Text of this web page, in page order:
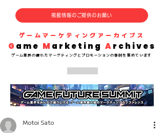
G ame M arketing Archives
​ゲーム業界の優れた マーケティングとプロモーションの事例を集めています
掲載情報のご提供のお願い
​ゲームマーケティングアーカイブス
Motoi Sato